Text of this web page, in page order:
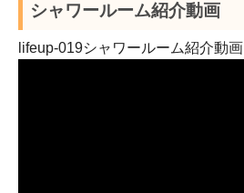
シャワールーム紹介動画
lifeup-019シャワールーム紹介動画